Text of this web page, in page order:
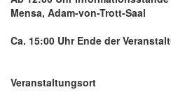
Mensa, Adam-von-Trott-Saal
Ca. 15:00 Uhr Ende der
Veranstaltungsort